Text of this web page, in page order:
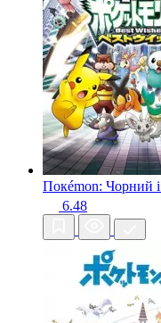
Покémon: Чорний і
6.48